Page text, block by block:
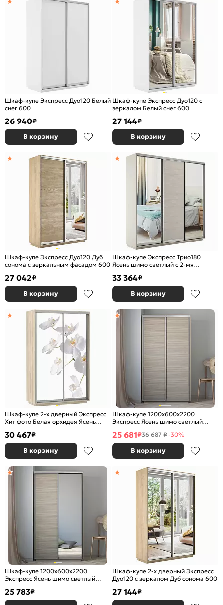
Шкаф-купе Экспресс Дуо120 Белый
снег 600
26 940₽
В корзину
Шкаф-купе Экспресс Дуо120 с
зеркалом Белый снег 600
27 144₽
В корзину
Шкаф-купе Экспресс Дуо120 Дуб
сонома с зеркальным фасадом 600
27 042₽
В корзину
Шкаф-купе Экспресс Трио180
Ясень шимо светлый с 2-мя
33 364₽
В корзину
Шкаф-купе 2-х дверный Экспресс
Хит фото Белая орхидея Ясень
30 467₽
В корзину
Шкаф-купе 1200x600x2200
Экспресс Ясень шимо светлый
25 681₽36 687 ₽-30%
В корзину
Шкаф-купе 1200x600x2200
Экспресс Ясень шимо светлый
25 783₽
Шкаф-купе 2-х дверный Экспресс
Дуо120 с зеркалом Дуб сонома 600
27 144₽